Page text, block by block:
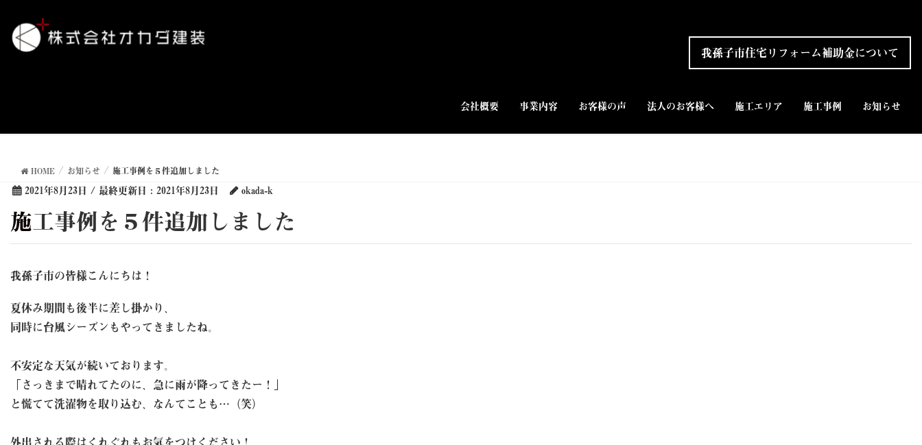
我孫子市住宅リフォーム補助金について
会社概要 事業内容 お客様の声 法人のお客様へ 施工エリア 施工事例 お知らせ
HOME お知らせ 施工事例を５件追加しました
2021年8月23日 / 最終更新日 : 2021年8月23日 okada-k
施工事例を５件追加しました
我孫子市の皆様こんにちは！
夏休み期間も後半に差し掛かり、
同時に台風シーズンもやってきましたね。
不安定な天気が続いております。
「さっきまで晴れてたのに、急に雨が降ってきたー！」
と慌てて洗濯物を取り込む、なんてことも…（笑）